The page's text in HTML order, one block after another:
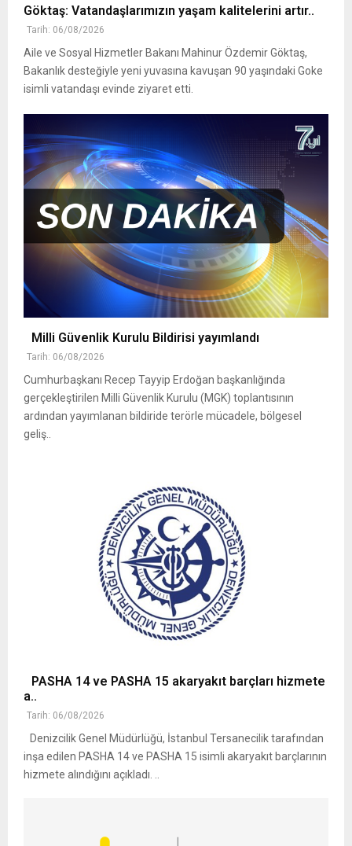
Göktaş: Vatandaşlarımızın yaşam kalitelerini artır..
Tarih: 06/08/2026
Aile ve Sosyal Hizmetler Bakanı Mahinur Özdemir Göktaş,
Bakanlık desteğiyle yeni yuvasına kavuşan 90 yaşındaki Goke
isimli vatandaşı evinde ziyaret etti.
Milli Güvenlik Kurulu Bildirisi yayımlandı
Tarih: 06/08/2026
Cumhurbaşkanı Recep Tayyip Erdoğan başkanlığında
gerçekleştirilen Milli Güvenlik Kurulu (MGK) toplantısının
ardından yayımlanan bildiride terörle mücadele, bölgesel
geliş..
PASHA 14 ve PASHA 15 akaryakıt barçları hizmete
a..
Tarih: 06/08/2026
Denizcilik Genel Müdürlüğü, İstanbul Tersanecilik tarafından
inşa edilen PASHA 14 ve PASHA 15 isimli akaryakıt barçlarının
hizmete alındığını açıkladı. ..